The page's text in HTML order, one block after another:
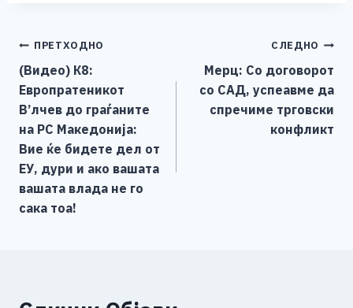
b
o
o
k
n
g
er
Li
n
k
Навигација
на
напис
ПРЕТХОДНО
(Видео) К8:
Европратеникот
В’лчев до граѓаните
на РС Македонија:
Вие ќе бидете дел от
ЕУ, дури и ако вашата
вашата влада не го
сака тоа!
СЛЕДНО
Мерц: Со договорот
со САД, успеавме да
спречиме трговски
конфликт